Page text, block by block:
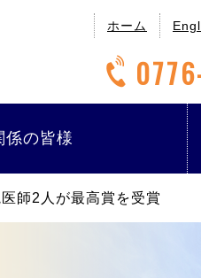
ホーム
係の皆様
師2人が最高賞を受賞